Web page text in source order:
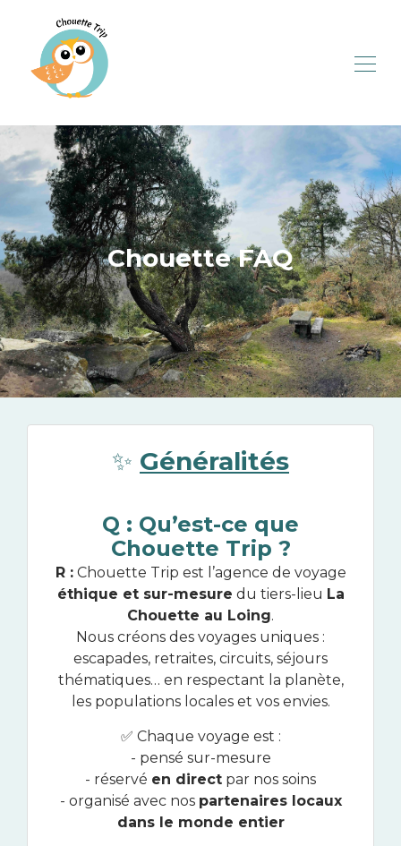
Chouette FAQ
✨ Généralités
Q : Qu’est-ce que
Chouette Trip ?
R :Chouette Trip est l’agence de voyage
éthique et sur-mesure du tiers-lieu La
Chouette au Loing.
Nous créons des voyages uniques :
escapades, retraites, circuits, séjours
thématiques… en respectant la planète,
les populations locales et vos envies.
✅ Chaque voyage est :
- pensé sur-mesure
- réservé en direct par nos soins
- organisé avec nos partenaires locaux
dans le monde entier